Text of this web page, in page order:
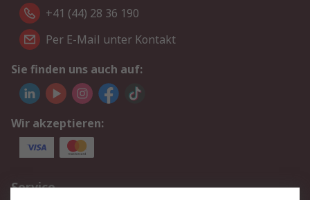
+41 (44) 28 36 190
Per E-Mail unter Kontakt
Sie finden uns auch auf:
Wir akzeptieren:
Service